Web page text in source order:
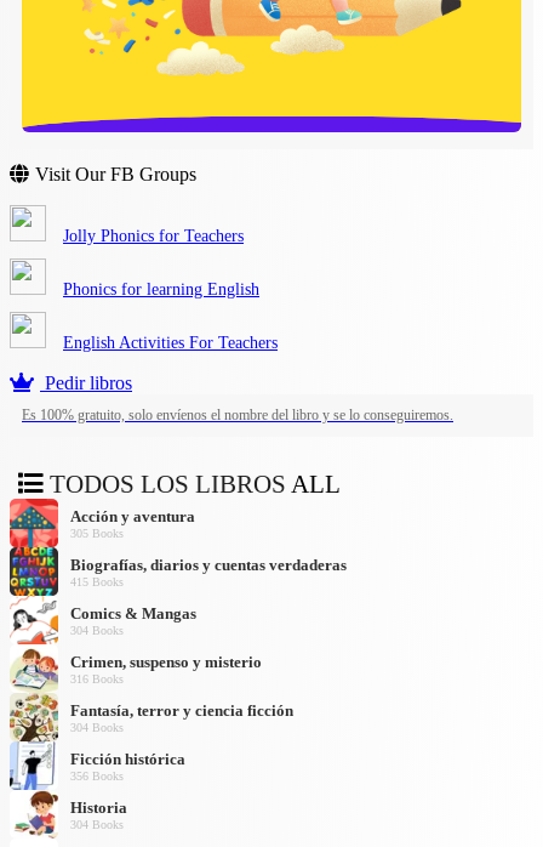
Visit Our FB Groups
Jolly Phonics for Teachers
Phonics for learning English
English Activities For Teachers
Pedir libros
Es 100% gratuito, solo envíenos el nombre del libro y se lo conseguiremos.
TODOS LOS LIBROS ALL
Acción y aventura
305 Books
Biografías, diarios y cuentas verdaderas
415 Books
Comics & Mangas
304 Books
Crimen, suspenso y misterio
316 Books
Fantasía, terror y ciencia ficción
304 Books
Ficción histórica
356 Books
Historia
304 Books